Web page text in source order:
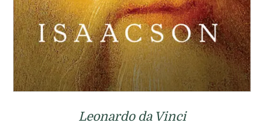
Leonardo da Vinci